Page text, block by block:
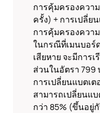
การคุ้มครองความ
ครั้ง) + การเปลี่ย
การคุ้มครองควา
ในกรณีที่เมนบอร์
เสียหาย จะมีการ
ส่วนในอัตรา
การเปลี่ยนแบตเต
สามารถเปลี่ยนแ
กว่า 85% (ขึ้นอยู่